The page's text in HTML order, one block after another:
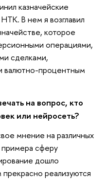
казначейские
В нем я возглавил
которое
операциями,
сделками,
валютно-процентным
на вопрос, кто
или нейросеть?
мнение на различных
сферу
дошло
реализуются